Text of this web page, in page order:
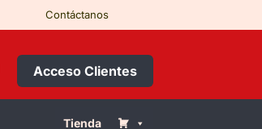
Contáctanos
Acceso Clientes
Tienda